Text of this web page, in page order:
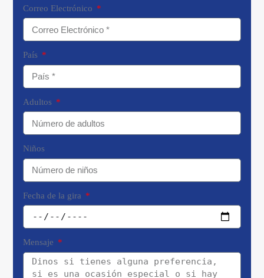
Correo Electrónico
País
Adultos
Niños
Fecha de la gira
Mensaje